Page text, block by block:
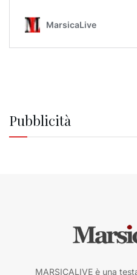
Pubblicità
MARSICALIVE è una